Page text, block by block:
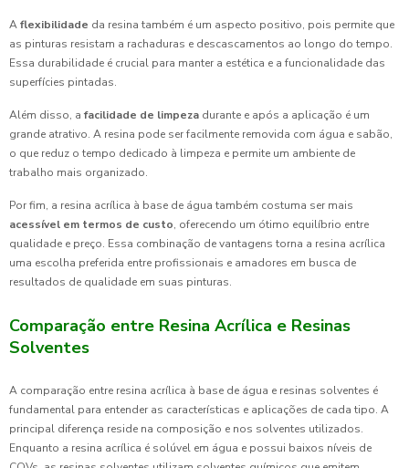
Aflexibilidade da resina também é um aspecto positivo, pois permite que
as pinturas resistam a rachaduras e descascamentos ao longo do tempo.
Essa durabilidade é crucial para manter a estética e a funcionalidade das
superfícies pintadas.
Além disso, a facilidade de limpeza durante e após a aplicação é um
grande atrativo. A resina pode ser facilmente removida com água e sabão,
o que reduz o tempo dedicado à limpeza e permite um ambiente de
trabalho mais organizado.
Por fim, a resina acrílica à base de água também costuma ser mais
acessível em termos de custo, oferecendo um ótimo equilíbrio entre
qualidade e preço. Essa combinação de vantagens torna a resina acrílica
uma escolha preferida entre profissionais e amadores em busca de
resultados de qualidade em suas pinturas.
Comparação entre Resina Acrílica e Resinas
Solventes
A comparação entre resina acrílica à base de água e resinas solventes é
fundamental para entender as características e aplicações de cada tipo. A
principal diferença reside na composição e nos solventes utilizados.
Enquanto a resina acrílica é solúvel em água e possui baixos níveis de